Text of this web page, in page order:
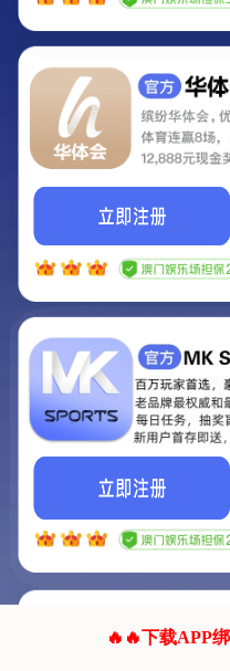
我们即
我们的
它将是
联